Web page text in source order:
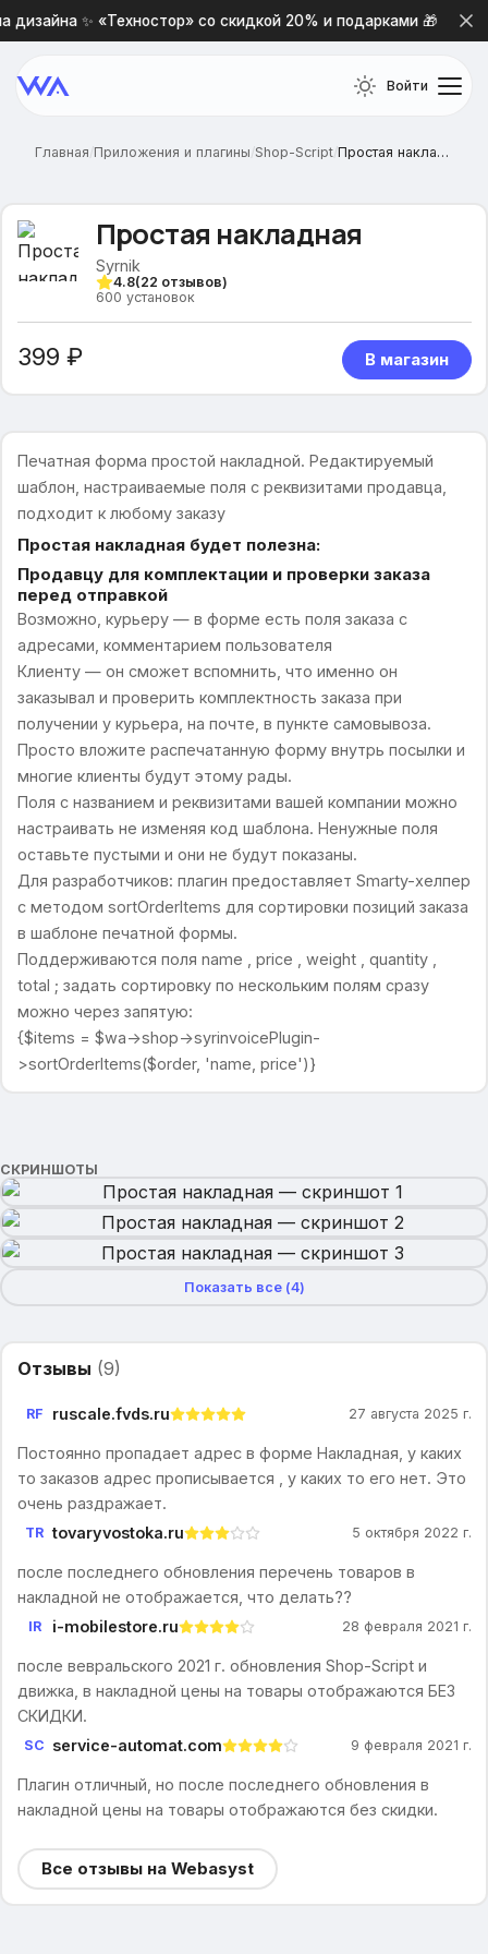
✨ «Техностор» со скидкой 20% и подарками 🎁
Войти
Главная/Приложения и плагины/Shop-Script/ Простая накладная
Простая накладная
Syrnik
4.8(22 отзывов)
600 установок
399 ₽ В магазин
Печатная форма простой накладной. Редактируемый
шаблон, настраиваемые поля с реквизитами продавца,
подходит к любому заказу
Простая накладная будет полезна:
Продавцу для комплектации и проверки заказа
перед отправкой
Возможно, курьеру — в форме есть поля заказа с
адресами, комментарием пользователя
Клиенту — он сможет вспомнить, что именно он
заказывал и проверить комплектность заказа при
получении у курьера, на почте, в пункте самовывоза.
Просто вложите распечатанную форму внутрь посылки и
многие клиенты будут этому рады.
Поля с названием и реквизитами вашей компании можно
настраивать не изменяя код шаблона. Ненужные поля
оставьте пустыми и они не будут показаны.
Для разработчиков: плагин предоставляет Smarty-хелпер
с методом sortOrderItems для сортировки позиций заказа
в шаблоне печатной формы.
Поддерживаются поля name , price , weight , quantity ,
total ; задать сортировку по нескольким полям сразу
можно через запятую:
{$items = $wa->shop->syrinvoicePlugin-
>sortOrderItems($order, 'name, price')}
СКРИНШОТЫ
Показать все (4)
Отзывы (9)
RF ruscale.fvds.ru 27 августа 2025 г.
Постоянно пропадает адрес в форме Накладная, у каких
то заказов адрес прописывается , у каких то его нет. Это
очень раздражает.
TR tovaryvostoka.ru 5 октября 2022 г.
после последнего обновления перечень товаров в
накладной не отображается, что делать??
IR i-mobilestore.ru 28 февраля 2021 г.
после вевральского 2021 г. обновления Shop-Script и
движка, в накладной цены на товары отображаются БЕЗ
СКИДКИ.
SC service-automat.com 9 февраля 2021 г.
Плагин отличный, но после последнего обновления в
накладной цены на товары отображаются без скидки.
Все отзывы на Webasyst